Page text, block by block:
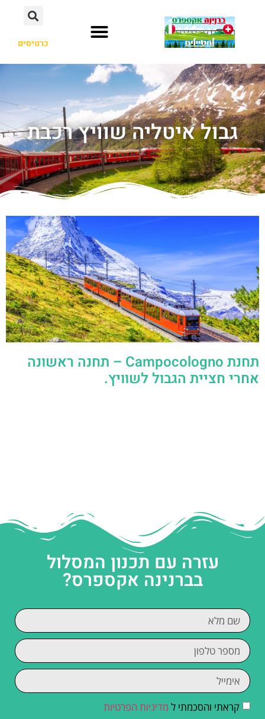
כרטיסים
גבול איטליה שוויץ רכבת
תחנת Campocologno – תחנה ראשונה
אחרי חציית הגבול לשוויץ.
עזרה עם תכנון המסלול
בברנינה אקספרס?
קראתי והסכמתי ל מדיניות הפרטיות